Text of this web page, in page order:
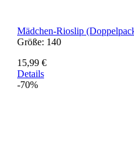
Mädchen-Rioslip
Größe: 140
15,99 €
Details
-70%